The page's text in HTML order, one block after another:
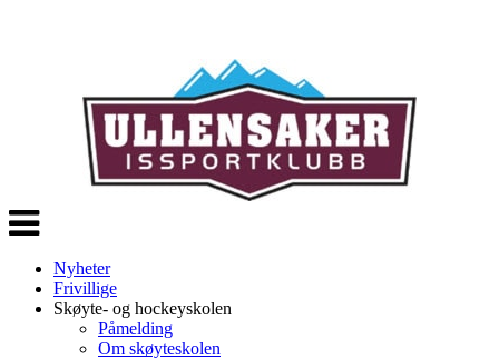
Veksle
navigasjon
Nyheter
Frivillige
Skøyte- og hockeyskolen
Påmelding
Om skøyteskolen